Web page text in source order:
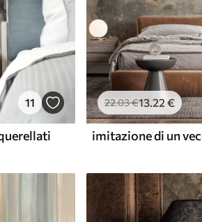
11 22.03€13.22€